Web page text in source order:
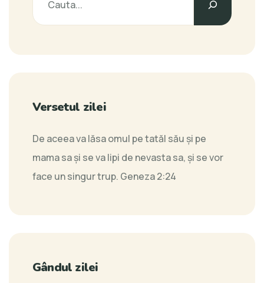
Versetul zilei
De aceea va lăsa omul pe tatăl său şi pe
mama sa şi se va lipi de nevasta sa, şi se vor
face un singur trup. Geneza 2:24
Gândul zilei